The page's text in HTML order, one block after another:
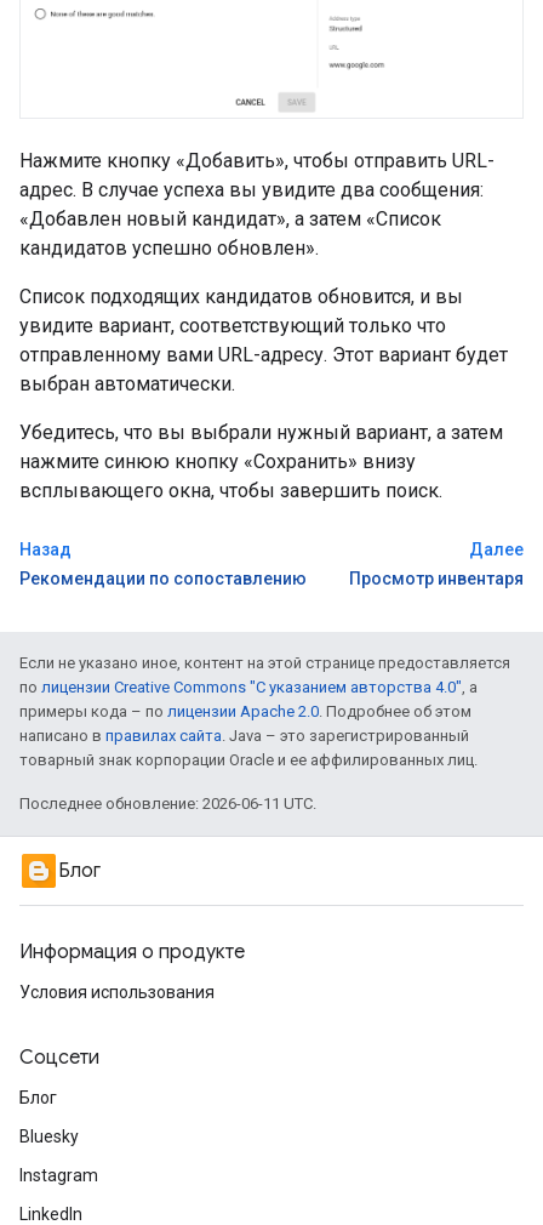
Нажмите кнопку «Добавить», чтобы отправить URL-
адрес. В случае успеха вы увидите два сообщения:
«Добавлен новый кандидат», а затем «Список
кандидатов успешно обновлен».
Список подходящих кандидатов обновится, и вы
увидите вариант, соответствующий только что
отправленному вами URL-адресу. Этот вариант будет
выбран автоматически.
Убедитесь, что вы выбрали нужный вариант, а затем
нажмите синюю кнопку «Сохранить» внизу
всплывающего окна, чтобы завершить поиск.
Назад
Рекомендации по сопоставлению
Далее
Просмотр инвентаря
Если не указано иное, контент на этой странице предоставляется
по лицензии Creative Commons "С указанием авторства 4.0" , а
примеры кода – по лицензии Apache 2.0 . Подробнее об этом
написано в правилах сайта . Java – это зарегистрированный
товарный знак корпорации Oracle и ее аффилированных лиц.
Последнее обновление: 2026-06-11 UTC.
Блог
Информация о продукте
Условия использования
Соцсети
Блог
Bluesky
Instagram
LinkedIn